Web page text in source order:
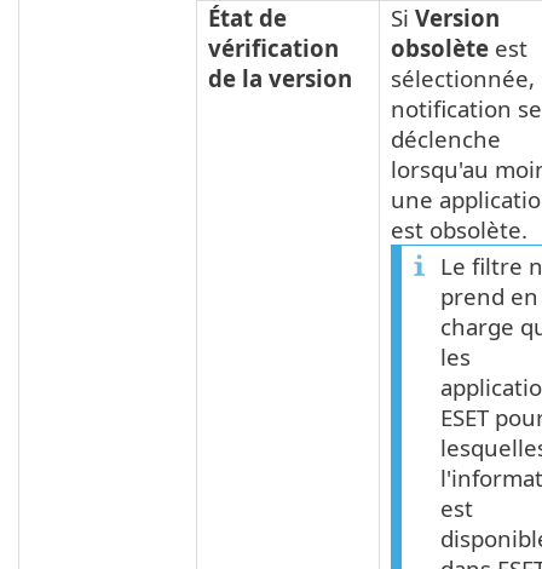
État de
vérification
de la version
Si Version
obsolète est
sélectionnée,
notification se
déclenche
lorsqu'au
une
est obsolète.
Le filtre
prend en
charge
les
ESET
est